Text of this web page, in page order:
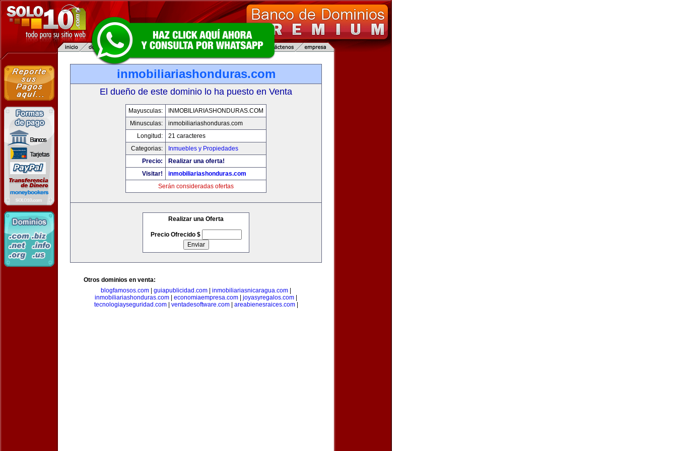
inmobiliariashonduras.com
El dueño de este dominio lo ha puesto en Venta
Mayusculas:
INMOBILIARIASHONDURAS.COM
Minusculas:
inmobiliariashonduras.com
Longitud:
21 caracteres
Categorias:
Inmuebles y Propiedades
Precio:
Realizar una oferta!
Visitar!
inmobiliariashonduras.com
Serán consideradas ofertas
Realizar una Oferta
Precio Ofrecido $
Otros dominios en venta:
blogfamosos.com
guiapublicidad.com inmobiliariasnicaragua.com
inmobiliariashonduras.com
economiaempresa.com joyasyregalos.com
tecnologiayseguridad.com| ventadesoftware.com| areabienesraices.com|